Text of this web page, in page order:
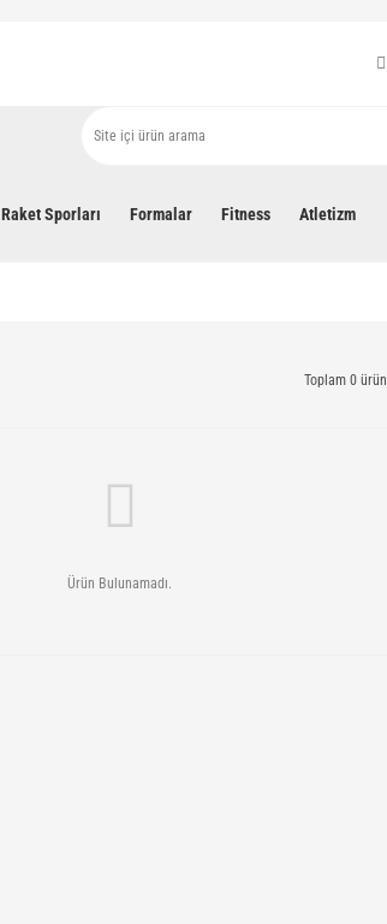
Raket Sporları Formalar Fitness Atletizm
Toplam 0 ürün
Ürün Bulunamadı.